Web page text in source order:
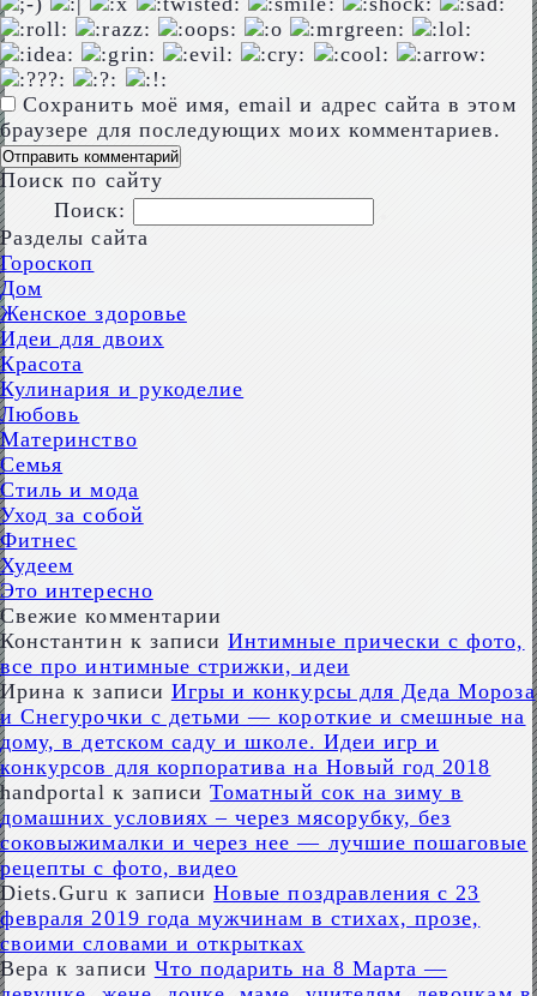
Сохранить моё имя, email и адрес сайта в этом
браузере для последующих моих комментариев.
Поиск по сайту
Поиск:
Разделы сайта
Гороскоп
Дом
Женское здоровье
Идеи для двоих
Красота
Кулинария и рукоделие
Любовь
Материнство
Семья
Стиль и мода
Уход за собой
Фитнес
Худеем
Это интересно
Свежие комментарии
Константин к записиИнтимные прически с фото,
все про интимные стрижки, идеи
Ирина к записи Игры и конкурсы для Деда Мороза
и Снегурочки с детьми — короткие и смешные на
дому, в детском саду и школе. Идеи игр и
конкурсов для корпоратива на Новый год 2018
handportal к записиТоматный сок на зиму в
домашних условиях – через мясорубку, без
соковыжималки и через нее — лучшие пошаговые
рецепты с фото, видео
Diets.Guru к записиНовые поздравления с 23
февраля 2019 года мужчинам в стихах, прозе,
своими словами и открытках
Вера к записи Что подарить на 8 Марта —